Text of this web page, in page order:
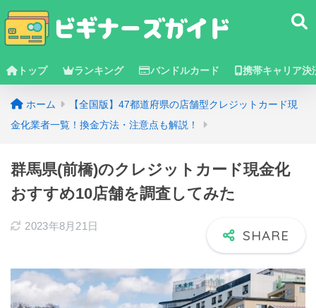
トップ ランキング バンドルカード 携帯キャリア決
ホーム
【全国版】47都道府県の店舗型クレジットカード現
金化業者一覧！換金方法・注意点も解説！
群馬県(前橋)のクレジットカード現金化
おすすめ10店舗を調査してみた
2023年8月21日